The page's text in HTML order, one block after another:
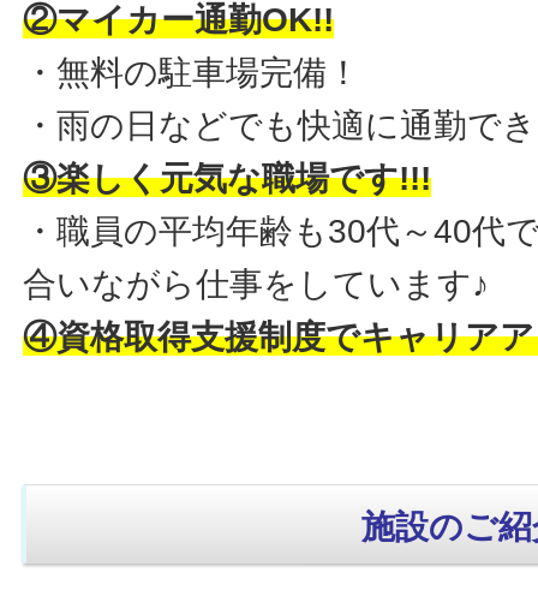
②マイカー通勤OK!!
・無料の駐車場完備！
・雨の日などでも快適に通勤で
③楽しく元気な職場です!!!
・職員の平均年齢も30代～40代
合いながら仕事をしています♪
④資格取得支援制度でキャリア
施設のご